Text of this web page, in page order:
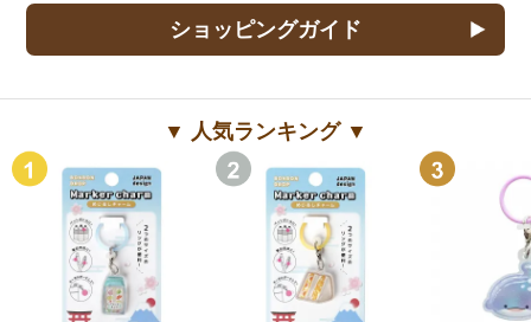
ショッピングガイド
▼ 人気ランキング ▼